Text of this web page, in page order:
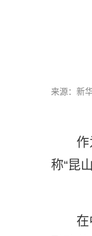
来源：新
作
称“昆
在